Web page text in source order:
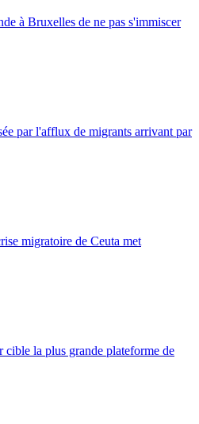
à Bruxelles de ne pas s'immiscer
par l'afflux de migrants arrivant par
migratoire de Ceuta met
la plus grande plateforme de